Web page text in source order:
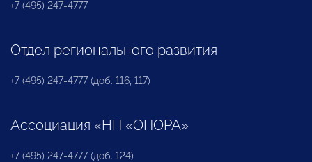
+7 (495) 247-4777
Отдел регионального развития
+7 (495) 247-4777 (доб. 116, 117)
Ассоциация «НП «ОПОРА»
+7 (495) 247-4777 (доб. 124)